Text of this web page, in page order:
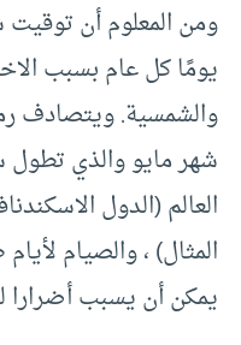
يومًا كل عام بسبب
والشمسية. ويتصادف
شهر مايو والذي
العالم (الدول
المثال) ، والصيام
يمكن أن يسبب